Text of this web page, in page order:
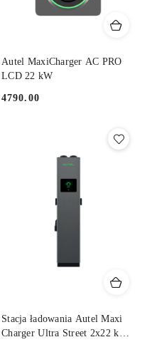
Autel MaxiCharger AC PRO
LCD 22 kW
Cena:
4790.00
Stacja ładowania Autel Maxi
Charger Ultra Street 2x22 kW